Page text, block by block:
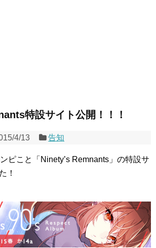
特設サイト公開！！！
4/13 告知
ピこと「Ninety’s Remnants」の特設サ
！